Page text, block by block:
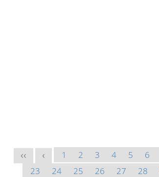
<< < 1 2 3 4 5 6
23
24 25 26 27 28